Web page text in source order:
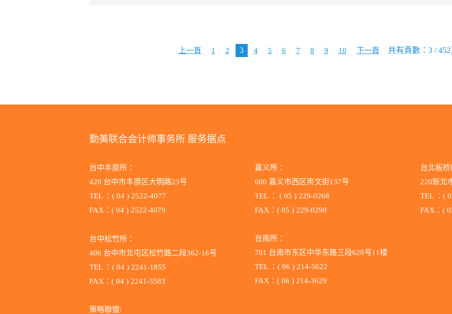
上一頁 1 2 3 4 5 6 7 8 9 10 下一頁 共有頁數：3 / 452
勤美联合会计师事务所 服务据点
台中丰原所：
420 台中市丰原区大明路23号
TEL ：( 04 ) 2522-4077
FAX：( 04 ) 2522-4079
.
台中松竹所：
406 台中市北屯区松竹路二段362-16号
TEL ：( 04 ) 2241-1855
FAX：( 04 ) 2241-5583
.
策略聯盟:
嘉义所：
600 嘉义市西区崇文街137号
TEL ：
FAX：( 05 ) 229-0298
( 05 ) 229-0268
.
台南所：
701 台南市东区中华东路三段628号11楼
TEL ：( 06 ) 214-5622
FAX：( 06 ) 214-3629
台北板
220新北
TEL ：(
FAX：(